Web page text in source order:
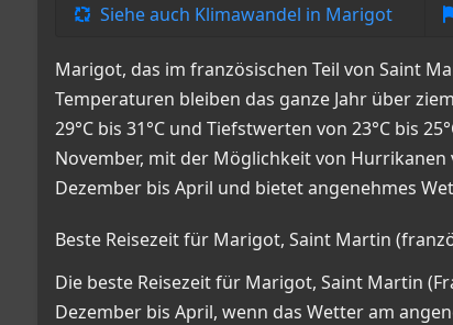
Siehe auch Klimawandel in Marigot
Marigot, das im französischen Teil von Saint
Temperaturen bleiben das ganze Jahr über
29°C bis 31°C und Tiefstwerten von 23°C bis
November, mit der Möglichkeit von Hurrikanen
Dezember bis April und bietet angenehmes
Beste Reisezeit für Marigot, Saint Martin
Die beste Reisezeit für Marigot, Saint Martin
Dezember bis April, wenn das Wetter am